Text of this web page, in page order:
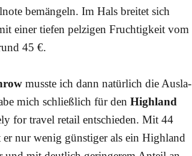
bemän­geln. Im Hals brei­tet sich
einer tie­fen pel­zi­gen Fruch­tig­keit vom
45 €.
muss­te ich dann natür­lich die Aus­la­
mich schließ­lich für den High­land
for tra­vel retail ent­schie­den. Mit 44
nur wenig güns­ti­ger als ein High­land